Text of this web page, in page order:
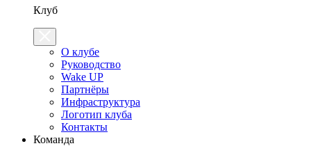
Клуб
О клубе
Руководство
Wake UP
Партнёры
Инфраструктура
Логотип клуба
Контакты
Команда